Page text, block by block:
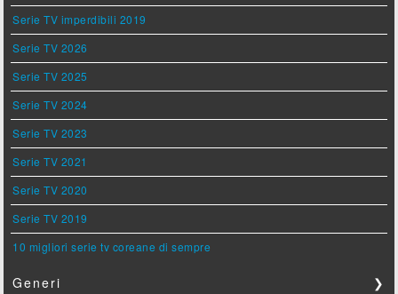
Serie TV imperdibili 2019
Serie TV 2026
Serie TV 2025
Serie TV 2024
Serie TV 2023
Serie TV 2021
Serie TV 2020
Serie TV 2019
10 migliori serie tv coreane di sempre
Generi ❯